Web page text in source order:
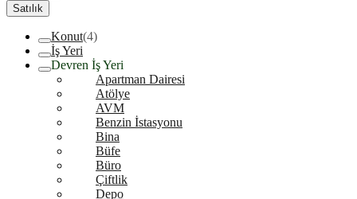
Satılık
Konut(4)
İş Yeri
Devren İş Yeri
Apartman Dairesi
Atölye
AVM
Benzin İstasyonu
Bina
Büfe
Büro
Çiftlik
Depo